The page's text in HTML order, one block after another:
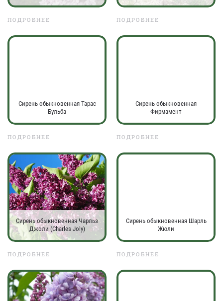
ПОДРОБНЕЕ ПОДРОБНЕЕ
Сирень обыкновенная Тарас
Бульба
ПОДРОБНЕЕ
Сирень обыкновенная
Фирмамент
ПОДРОБНЕЕ
Сирень обыкновенная Чарльз
Джоли (Charles Joly)
ПОДРОБНЕЕ
Сирень обыкновенная Шарль
Жюли
ПОДРОБНЕЕ